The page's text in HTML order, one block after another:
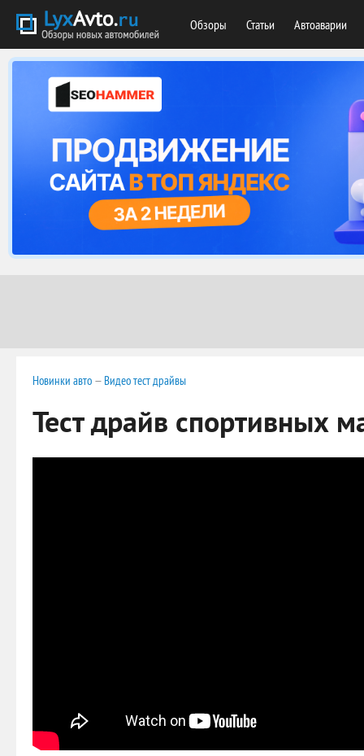
Обзоры Статьи Автоаварии
Новинки авто — Видео тест драйвы
Тест драйв спортивных